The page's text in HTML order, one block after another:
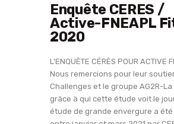
Enquête CERES /
Active-FNEAPL
2020
L'ENQUÊTE CÉRÈS POUR ACTIVE
Nous remercions pour leur
Challenges et le groupe AG2R-La
grâce à qui cette étude voit le
étude de grande envergure a été